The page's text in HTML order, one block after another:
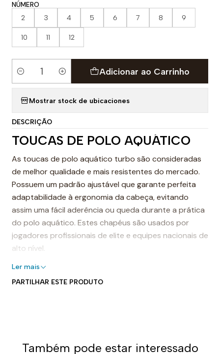
NÚMERO
2 3 4 5 6 7 8 9
10 11 12
Quantidade
Adicionar ao Carrinho
Mostrar stock de ubicaciones
DESCRIÇÃO
TOUCAS DE POLO AQUÁTICO
As toucas de polo aquático turbo são consideradas
de melhor qualidade e mais resistentes do mercado.
Possuem um padrão ajustável que garante perfeita
adaptabilidade à ergonomia da cabeça, evitando
assim uma fácil aderência ou queda durante a prática
do polo aquático. Estes chapéus são usados por
jogadores profissionais de elite e equipes nacionais de
alto nível.
Touca de polo aquático turbo
uso.
Ler mais
PARTILHAR ESTE PRODUTO
Também pode estar interessado